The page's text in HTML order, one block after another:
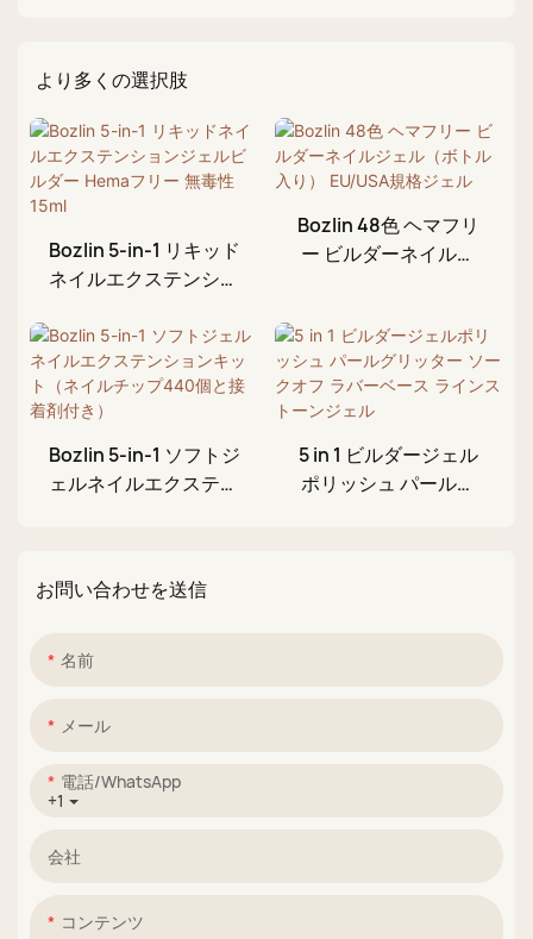
より多くの選択肢
Bozlin 5-in-1 リキッド
ネイルエクステンショ
Hemaフリー 無毒性
15ml
Bozlin 48色 ヘマフリ
ー ビルダーネイルジ
Bozlin 5-in-1 ソフトジ
ェルネイルエクステン
5 in 1 ビルダージェル
ポリッシュ パールグ
お問い合わせを送信
名前
メール
+1
電話/WhatsApp
会社
コンテンツ